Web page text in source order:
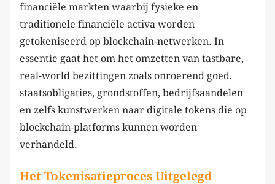
financiële markten waarbij fysieke en
traditionele financiële activa worden
getokeniseerd op blockchain-netwerken. In
essentie gaat het om het omzetten van tastbare,
real-world bezittingen zoals onroerend goed,
staatsobligaties, grondstoffen, bedrijfsaandelen
en zelfs kunstwerken naar digitale tokens die op
blockchain-platforms kunnen worden
verhandeld.
Het Tokenisatieproces Uitgelegd